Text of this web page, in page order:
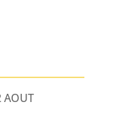
AOUT